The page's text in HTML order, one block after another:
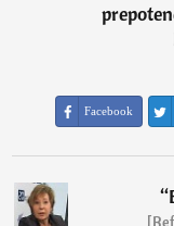
Facebook
“